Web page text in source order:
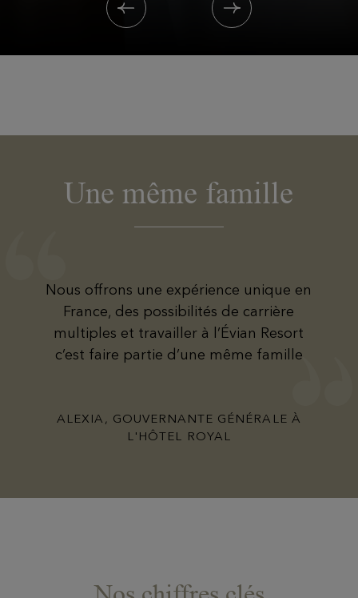
Une même famille
Nous offrons une expérience unique en
France, des possibilités de carrière
multiples et travailler à l’Évian Resort
c’est faire partie d’une même famille
ALEXIA, GOUVERNANTE GÉNÉRALE À
L'HÔTEL ROYAL